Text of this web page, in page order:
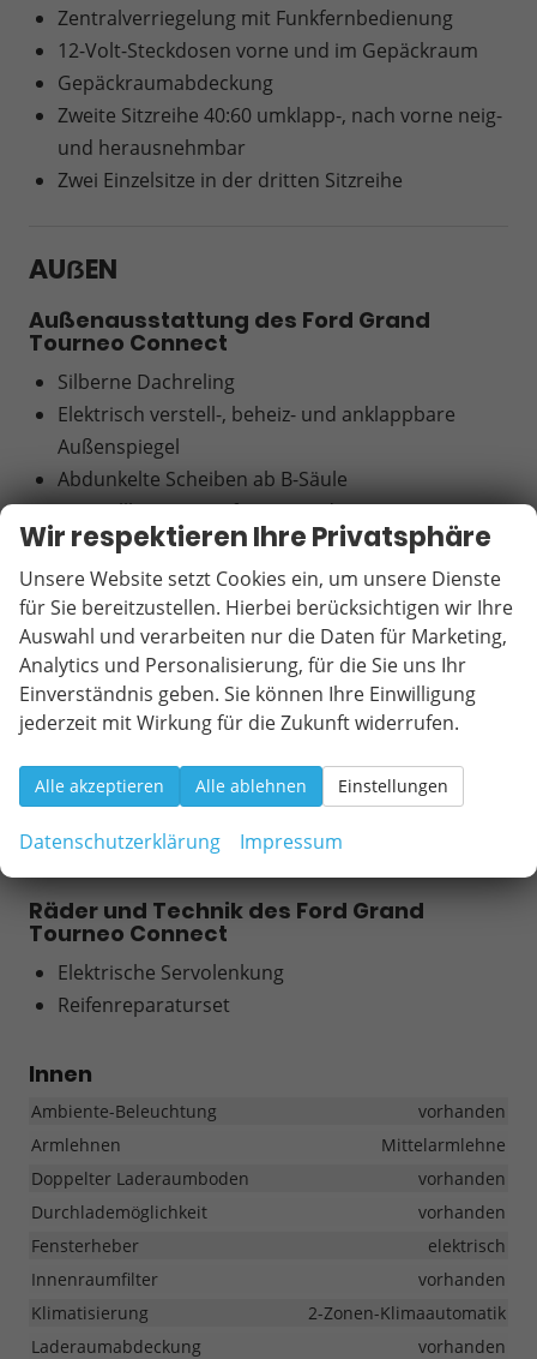
Zentralverriegelung mit Funkfernbedienung
12-Volt-Steckdosen vorne und im Gepäckraum
Gepäckraumabdeckung
Zweite Sitzreihe 40:60 umklapp-, nach vorne neig-
und herausnehmbar
Zwei Einzelsitze in der dritten Sitzreihe
AUẞEN
Außenausstattung des Ford Grand
Tourneo Connect
Silberne Dachreling
Elektrisch verstell-, beheiz- und anklappbare
Außenspiegel
Abdunkelte Scheiben ab B-Säule
Ausstellbare Seitenfenster in der zweiten
Sitzreihe
Schiebetüren links und rechts
Feststehende Fenster in der zweiten und dritten
Sitzreihe
LED-Beleuchtung im Fahrgastraum
Nebelscheinwerfer mit statischem Kurvenlicht
Tagfahrlicht
Integrierte dritte Bremsleuchte
RÄDER & TECHNIK
Räder und Technik des Ford Grand
Tourneo Connect
Elektrische Servolenkung
Reifenreparaturset
Innen
Ambiente-Beleuchtung
vorhanden
Armlehnen
Mittelarmlehne
Doppelter Laderaumboden
vorhanden
Durchlademöglichkeit
vorhanden
Fensterheber
elektrisch
Innenraumfilter
vorhanden
Klimatisierung
2-Zonen-Klimaautomatik
Laderaumabdeckung
vorhanden
Wir respektieren Ihre Privatsphäre
Unsere Website setzt Cookies ein, um unsere Dienste
für Sie bereitzustellen. Hierbei berücksichtigen wir Ihre
Auswahl und verarbeiten nur die Daten für Marketing,
Analytics und Personalisierung, für die Sie uns Ihr
Einverständnis geben. Sie können Ihre Einwilligung
jederzeit mit Wirkung für die Zukunft widerrufen.
Alle akzeptieren Alle ablehnen Einstellungen
Datenschutzerklärung Impressum